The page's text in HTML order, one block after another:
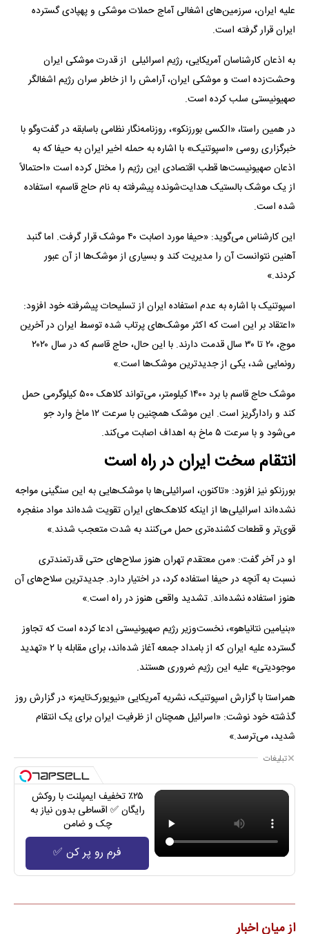
علیه ایران، سرزمین‌های اشغالی آماج حملات موشکی و پهپادی گسترده
ایران قرار گرفته است.
به اذعان کارشناسان آمریکایی، رژیم اسرائیلی از قدرت موشکی ایران
وحشت‌زده است و موشکی ایران، آرامش را از خاطر سران رژیم اشغالگر
صهیونیستی سلب کرده است.
در همین راستا، «الکسی بورزنکو»، روزنامه‌نگار نظامی باسابقه در گفت‌وگو با
خبرگزاری روسی «اسپوتنیک» با اشاره به حمله اخیر ایران به حیفا که به
اذعان صهیونیست‌ها قطب اقتصادی این رژیم را مختل کرده است «احتمالاً
از یک موشک بالستیک هدایت‌شونده پیشرفته به نام حاج قاسم» استفاده
شده است.
این کارشناس می‌گوید: «حیفا مورد اصابت ۴۰ موشک قرار گرفت. اما گنبد
آهنین نتوانست آن را مدیریت کند و بسیاری از موشک‌ها از آن عبور
کردند.»
اسپوتنیک با اشاره به عدم استفاده ایران از تسلیحات پیشرفته خود افزود:
«اعتقاد بر این است که اکثر موشک‌های پرتاب شده توسط ایران در آخرین
موج، ۲۰ تا ۳۰ سال قدمت دارند. با این حال، حاج قاسم که در سال ۲۰۲۰
رونمایی شد، یکی از جدیدترین موشک‌ها است.»
موشک حاج قاسم با برد ۱۴۰۰ کیلومتر، می‌تواند کلاهک ۵۰۰ کیلوگرمی حمل
کند و رادارگریز است. این موشک همچنین با سرعت ۱۲ ماخ وارد جو
می‌شود و با سرعت ۵ ماخ به اهداف اصابت می‌کند.
انتقام سخت ایران در راه است
بورزنکو نیز افزود: «تاکنون، اسرائیلی‌ها با موشک‌هایی به این سنگینی مواجه
نشده‌اند اسرائیلی‌ها از اینکه کلاهک‌های ایران تقویت شده‌اند مواد منفجره
قوی‌تر و قطعات کشنده‌تری حمل می‌کنند به شدت متعجب شدند.»
او در آخر گفت: «من معتقدم تهران هنوز سلاح‌های حتی قدرتمندتری
نسبت به آنچه در حیفا استفاده کرد، در اختیار دارد. جدیدترین سلاح‌های آن
هنوز استفاده نشده‌اند. تشدید واقعی هنوز در راه است.»
«بنیامین نتانیاهو»، نخست‌وزیر رژیم صهیونیستی ادعا کرده است که تجاوز
گسترده علیه ایران که از بامداد جمعه آغاز شده‌اند، برای مقابله با ۲ «تهدید
موجودیتی» علیه این رژیم ضروری هستند.
همراستا با گزارش اسپوتنیک، نشریه آمریکایی «نیویورک‌تایمز» در گزارش روز
گذشته خود نوشت: «اسرائیل همچنان از ظرفیت ایران برای یک انتقام
شدید، می‌ترسد.»
تبلیغات
٪۲۵ تخفیف ایمپلنت با روکش
رایگان ✅ اقساطی بدون نیاز به
چک و ضامن
فرم رو پر کن ✅
از میان اخبار